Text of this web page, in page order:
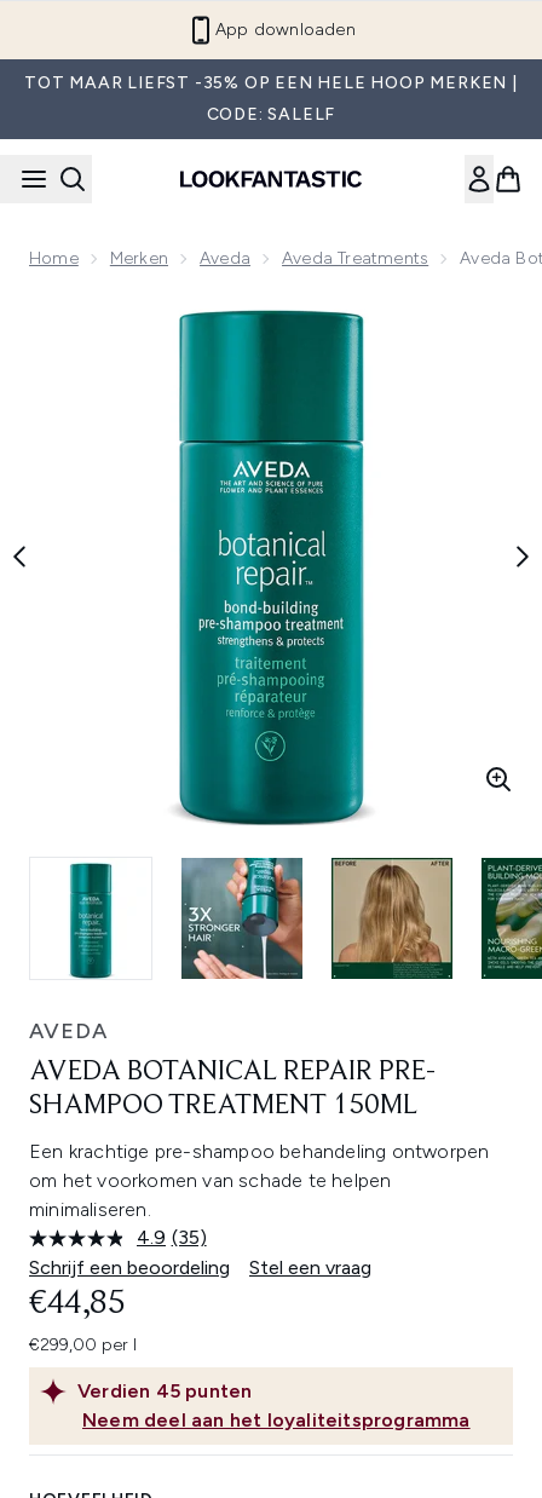
App downloaden
TOT MAAR LIEFST -35% OP EEN HELE HOOP MERKEN |
CODE: SALELF
Home Merken Aveda Aveda Treatments Aveda
AVEDA
AVEDA BOTANICAL REPAIR PRE-
SHAMPOO TREATMENT 150ML
Een krachtige pre-shampoo behandeling ontworpen
om het voorkomen van schade te helpen
minimaliseren.
4.9 Lees
35
beoordelingen.
(35)
Schrijf een beoordeling
Stel een vraag
Verdien 45 punten
Neem deel aan het loyaliteitsprogramma
€44,85
€299,00 per l